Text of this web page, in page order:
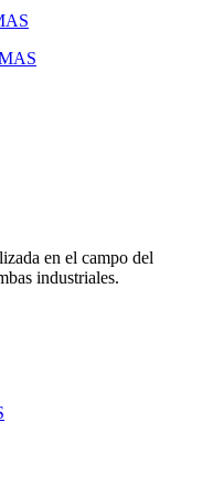
en el campo del
industriales.